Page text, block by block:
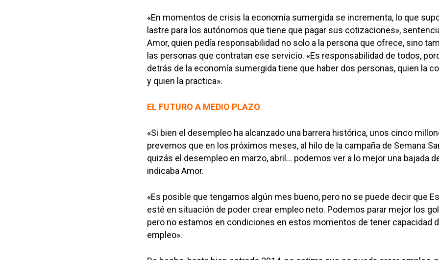
«En momentos de crisis la economía sumergida se incrementa, lo que
lastre para los autónomos que tiene que pagar sus cotizaciones»,
Amor, quien pedía responsabilidad no solo a la persona que ofrece, sino
las personas que contratan ese servicio. «Es responsabilidad de todos,
detrás de la economía sumergida tiene que haber dos personas, quien la
y quien la practica».
EL FUTURO A MEDIO PLAZO
«Si bien el desempleo ha alcanzado una barrera histórica, unos cinco
prevemos que en los próximos meses, al hilo de la campaña de Semana
quizás el desempleo en marzo, abril… podemos ver a lo mejor una bajada
indicaba Amor.
«Es posible que tengamos algún mes bueno, pero no se puede decir que
esté en situación de poder crear empleo neto. Podemos parar mejor los
pero no estamos en condiciones en estos momentos de tener capacidad
empleo».